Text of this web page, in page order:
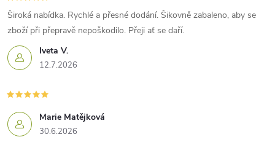
Iveta V.
12.7.2026
Široká nabídka. Rychlé a přesné dodání. Šikovně zabaleno, aby se
zboží při přepravě nepoškodilo. Přeji ať se daří.
Marie Matějková
30.6.2026